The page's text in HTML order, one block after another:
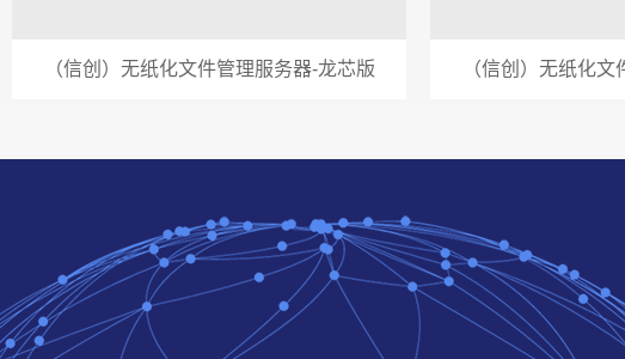
（信创）无纸化文件管理服务器-龙芯版 （信创）无纸化